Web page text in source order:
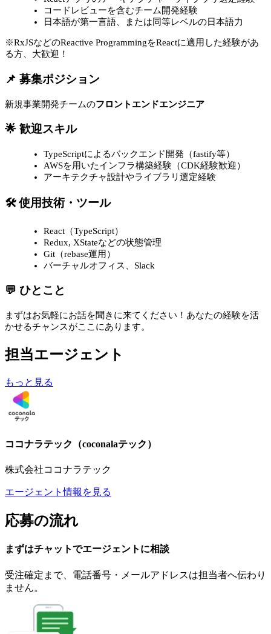
コードレビューを含むチーム開発経験
日本語が第一言語、または同等レベルの日本語力
※RxJSなどのReactive ProgrammingをReactに適用した経験があ
る方、大歓迎！
📌 募集ポジション
新規事業開発チームのフロントエンドエンジニア
🌟 歓迎スキル
TypeScriptによるバックエンド開発（fastify等）
AWSを用いたインフラ構築経験（CDK経験歓迎）
アーキテクチャ設計やライブラリ選定経験
🛠 使用技術・ツール
React（TypeScript）
Redux, XStateなどの状態管理
Git（rebase運用）
バーチャルオフィス、Slack
💬 ひとこと
まずはお気軽にお話を聞きに来てください！あなたの経験を活
かせるチャンスがここにあります。
担当エージェント
もっと見る
ココナラテック（coconalaテック）
株式会社ココナラテック
エージェント情報を見る
応募の流れ
まずはチャットでエージェント に相談
受注確定まで、 電話番号・メールアドレスは担当者へ伝わり
ません。